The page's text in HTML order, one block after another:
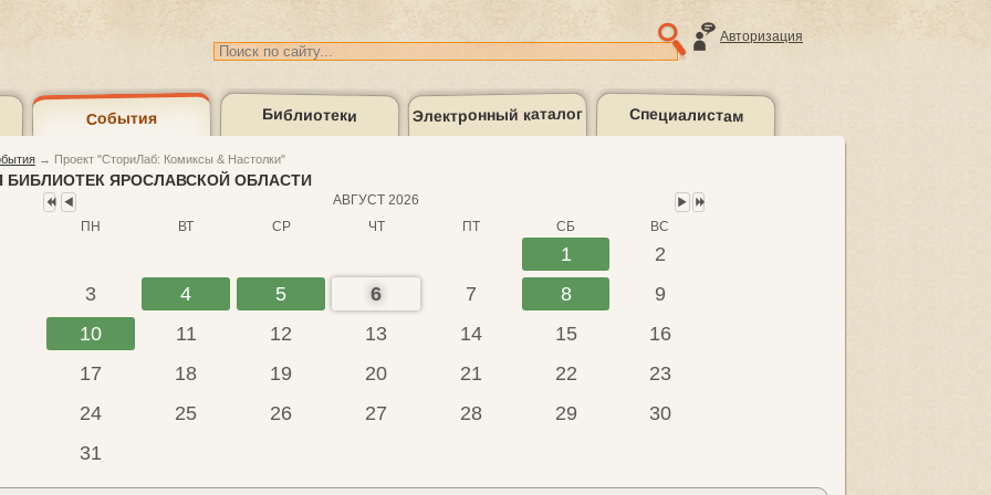
Авторизация
События Библиотеки Электронный каталог Специалистам
Медиагалерея
литературы
→ Проект "СториЛаб: Комиксы & Настолки"
ЯРОСЛАВСКОЙ ОБЛАСТИ
Следующий
Следующий
АВГУСТ 2026
ПН
ВТ СР ЧТ ПТ СБ ВС
1
2
3
4 5 6 7 8
9
10
11 12 13 14 15
16
17
18 19 20 21 22
23
24
25 26 27 28 29
30
31